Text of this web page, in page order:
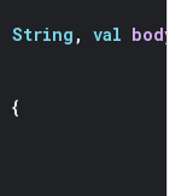
String , val body
{